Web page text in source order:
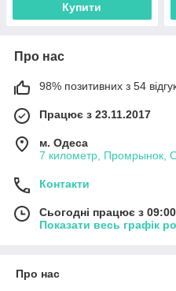
Купити
Про нас
98% позитивних з 54
Працює з 23.11.2017
м. Одеса
7 километр, Промрынок,
Контакти
Сьогодні працює з
Показати весь графік
Про нас